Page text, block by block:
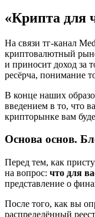
«Крипта для
На связи тг-канал
криптовалютный
и приносит доход за
ресёрча, понимание
В конце наших
введением в то, что
крипторынке вам
Основа основ.
Перед тем, как
на вопрос: что для
представление о
После того, как вы
распределённый